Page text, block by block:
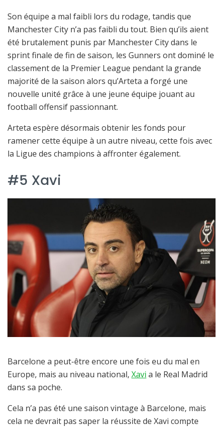
Son équipe a mal faibli lors du rodage, tandis que
Manchester City n’a pas faibli du tout. Bien qu’ils aient
été brutalement punis par Manchester City dans le
sprint finale de fin de saison, les Gunners ont dominé le
classement de la Premier League pendant la grande
majorité de la saison alors qu’Arteta a forgé une
nouvelle unité grâce à une jeune équipe jouant au
football offensif passionnant.
Arteta espère désormais obtenir les fonds pour
ramener cette équipe à un autre niveau, cette fois avec
la Ligue des champions à affronter également.
#5 Xavi
Barcelone a peut-être encore une fois eu du mal en
Europe, mais au niveau national, Xavi a le Real Madrid
dans sa poche.
Cela n’a pas été une saison vintage à Barcelone, mais
cela ne devrait pas saper la réussite de Xavi compte